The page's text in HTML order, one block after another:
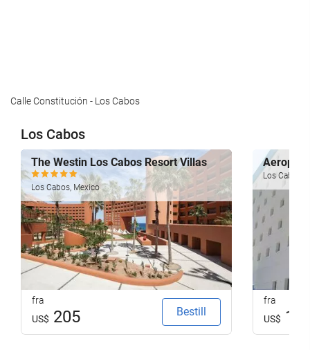
Calle Constitución - Los Cabos
Los Cabos
The Westin Los Cabos Resort Villas
Los Cabos, Mexico
fra
US$ 205 Bestill
Los Cabos,
fra
US$